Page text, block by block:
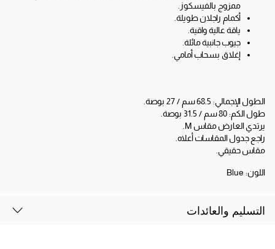
ممزوج بالفيسكوز.
أكمام راجلان طويلة.
ياقة عالية واقية.
جيوب جانبية مائلة.
إغلاق بسحاب أمامي.
الطول الإجمالي: 68.5 سم / 27 بوصة.
طول الكم: 80 سم / 31.5 بوصة.
يرتدي العارض مقاس M.
راجع جدول المقاسات أعلاه.
مقاس حقيقي.
اللون:Blue
التسليم والعائدات